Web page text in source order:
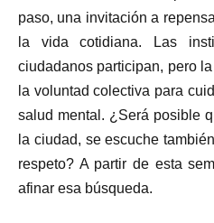
paso, una invitación a
la vida cotidiana. Las
ciudadanos participan, pero
la voluntad colectiva para
salud mental. ¿Será posible
la ciudad, se escuche
respeto? A partir de esta
afinar esa búsqueda.